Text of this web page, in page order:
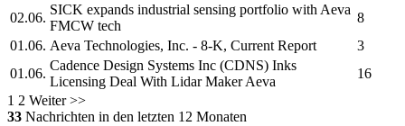
02.06.
SICK expands industrial sensing portfolio with Aeva
FMCW tech
8
01.06. Aeva Technologies, Inc. - 8-K, Current Report
3
01.06.
Cadence Design Systems Inc (CDNS) Inks
Licensing Deal With Lidar MakerAeva
16
1 2 Weiter >>
33 Nachrichten in den letzten 12 Monaten